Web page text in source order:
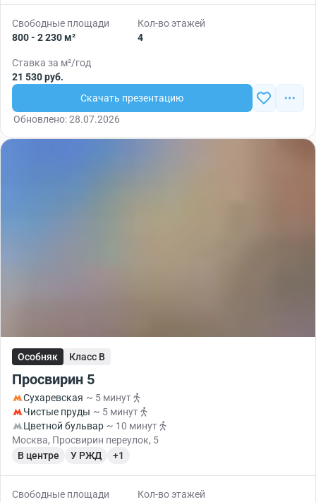
Свободные площади
800 - 2 230 м²
Кол-во этажей
4
Ставка за м²/год
21 530 руб.
Скачать презентацию
Обновлено: 28.07.2026
Особняк Класс B
Просвирин 5
Сухаревская ~ 5 минут
Чистые пруды ~ 5 минут
Цветной бульвар ~ 10 минут
Москва, Просвирин переулок, 5
В центре
У РЖД +1
Свободные площади
Кол-во этажей